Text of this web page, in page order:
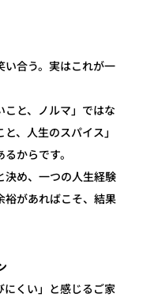
合う。実はこれが一
と、ノルマ」ではな
、人生のスパイス」
からです。
決め、一つの人生経験
裕があればこそ、結果
くい」と感じるご家